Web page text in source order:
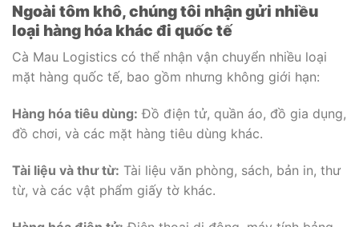
Ngoài tôm khô, chúng tôi nhận gửi nhiều
loại hàng hóa khác đi quốc tế
Cà Mau Logistics có thể nhận vận chuyển nhiều loại
mặt hàng quốc tế, bao gồm nhưng không giới hạn:
Hàng hóa tiêu dùng: Đồ điện tử, quần áo, đồ gia dụng,
đồ chơi, và các mặt hàng tiêu dùng khác.
Tài liệu và thư từ: Tài liệu văn phòng, sách, bản in, thư
từ, và các vật phẩm giấy tờ khác.